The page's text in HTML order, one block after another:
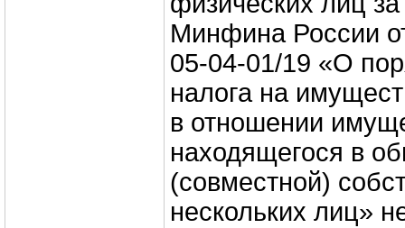
Минфина России
05-04-01/19 «О
налога на
в отношении
находящегося в
(совместной)
нескольких лиц»